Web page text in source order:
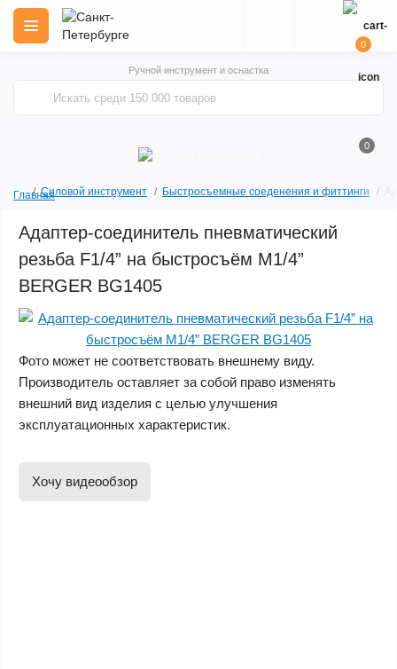
Ручной инструмент и оснастка
0
0
ГлавнаяСиловой инструмент Быстросъемные соеденения и фиттинги
Адаптер-соединитель пневматический
резьба F1/4” на быстросъём M1/4”
BERGER BG1405
Фото может не соответствовать внешнему виду.
Производитель оставляет за собой право изменять
внешний вид изделия с целью улучшения
эксплуатационных характеристик.
Хочу видеообзор